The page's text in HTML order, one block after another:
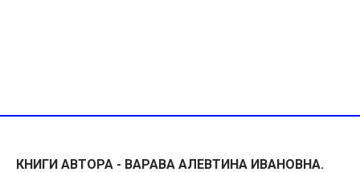
КНИГИ АВТОРА - ВАРАВА АЛЕВТИНА ИВАНОВНА.